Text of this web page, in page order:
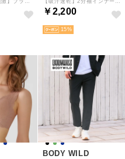
￥2,200
15
BODY WILD